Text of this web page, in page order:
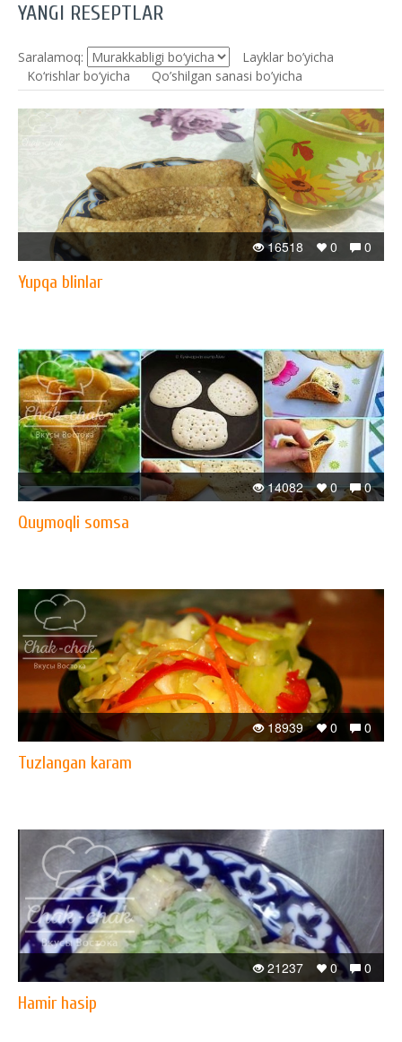
YANGI RESEPTLAR
Saralamoq:
Layklar bo’yicha
Ko‘rishlar bo‘yicha
Qo’shilgan sanasi bo’yicha
0
0
16518
Yupqa blinlar
0
0
14082
Quymoqli somsa
0
0
18939
Tuzlangan karam
0
0
21237
Hamir hasip